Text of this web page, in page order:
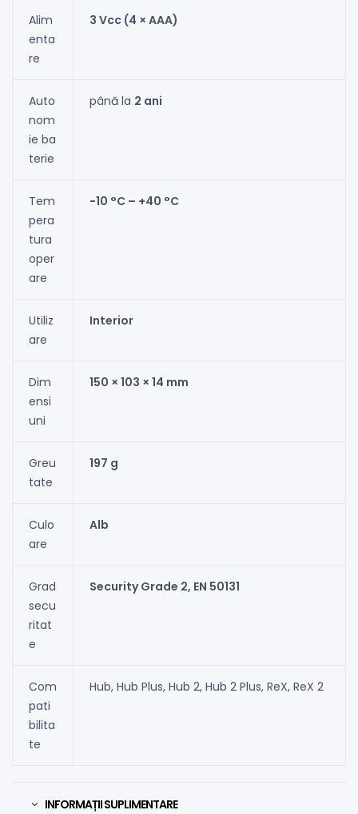
Alim
enta
re
3 Vcc (4 × AAA)
Auto
nom
ie ba
terie
până la 2 ani
Tem
pera
tura
oper
are
−10 °C – +40 °C
Utiliz
are
Interior
Dim
ensi
uni
150 × 103 × 14 mm
Greu
tate
197 g
Culo
are
Alb
Grad
secu
ritat
e
Security Grade 2, EN 50131
Com
pati
bilita
te
Hub, Hub Plus, Hub 2, Hub 2 Plus, ReX, ReX 2
INFORMAȚII SUPLIMENTARE